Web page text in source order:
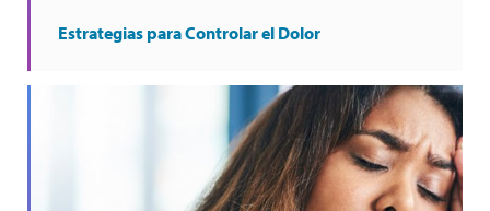
Estrategias para Controlar el Dolor